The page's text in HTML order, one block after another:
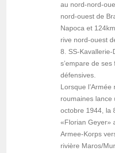
au nord-nord-
nord-ouest de
Napoca et
rive nord-ouest
8. SS-
s’empare de
défensives.
Lorsque l’Armée
roumaines lance
octobre 1944, la
«Florian Geyer»
Armee-Korps
rivière Maros/